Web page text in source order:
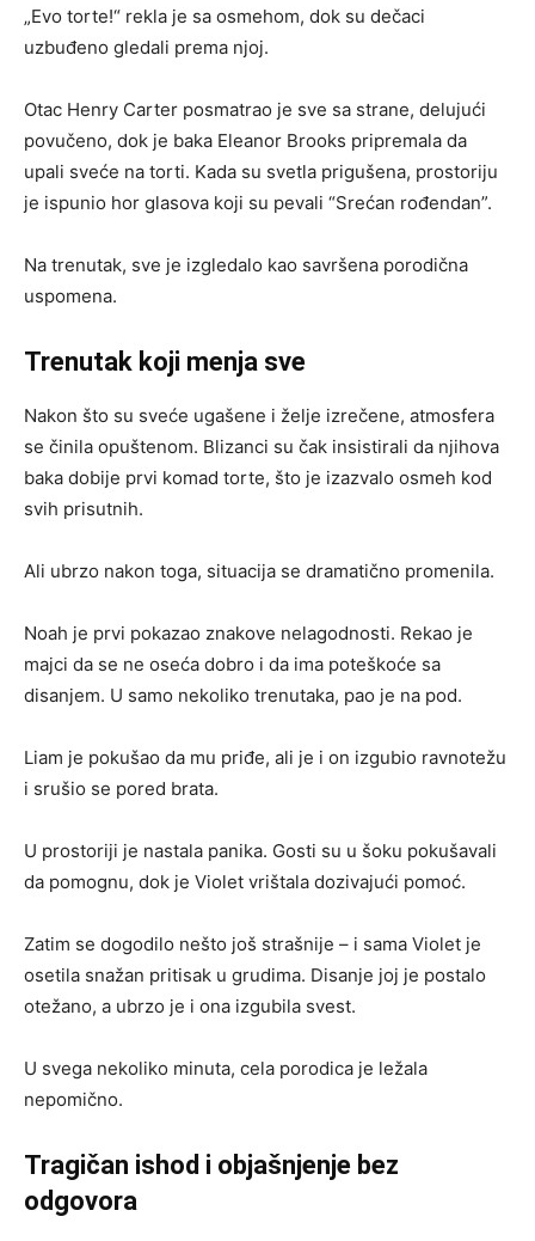
„Evo torte!“ rekla je sa osmehom, dok su dečaci
uzbuđeno gledali prema njoj.
Otac Henry Carter posmatrao je sve sa strane, delujući
povučeno, dok je baka Eleanor Brooks pripremala da
upali sveće na torti. Kada su svetla prigušena, prostoriju
je ispunio hor glasova koji su pevali “Srećan rođendan”.
Na trenutak, sve je izgledalo kao savršena porodična
uspomena.
Trenutak koji menja sve
Nakon što su sveće ugašene i želje izrečene, atmosfera
se činila opuštenom. Blizanci su čak insistirali da njihova
baka dobije prvi komad torte, što je izazvalo osmeh kod
svih prisutnih.
Ali ubrzo nakon toga, situacija se dramatično promenila.
Noah je prvi pokazao znakove nelagodnosti. Rekao je
majci da se ne oseća dobro i da ima poteškoće sa
disanjem. U samo nekoliko trenutaka, pao je na pod.
Liam je pokušao da mu priđe, ali je i on izgubio ravnotežu
i srušio se pored brata.
U prostoriji je nastala panika. Gosti su u šoku pokušavali
da pomognu, dok je Violet vrištala dozivajući pomoć.
Zatim se dogodilo nešto još strašnije – i sama Violet je
osetila snažan pritisak u grudima. Disanje joj je postalo
otežano, a ubrzo je i ona izgubila svest.
U svega nekoliko minuta, cela porodica je ležala
nepomično.
Tragičan ishod i objašnjenje bez
odgovora